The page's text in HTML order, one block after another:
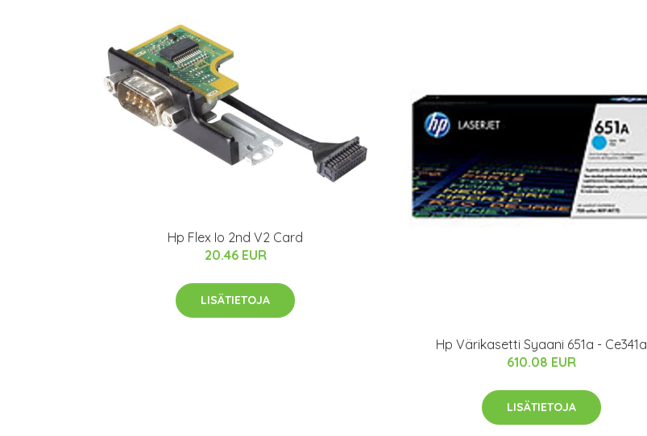
Hp Flex Io 2nd V2 Card
20.46 EUR
LISÄTIETOJA
Hp Värikasetti Syaani 651a - Ce341a
610.08 EUR
LISÄTIETOJA